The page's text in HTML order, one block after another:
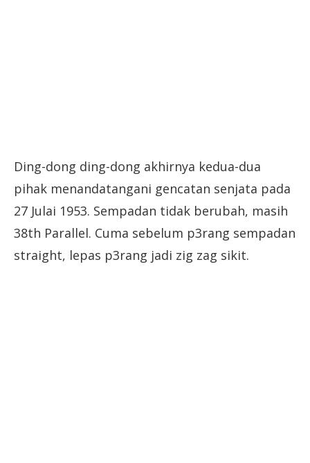
Ding-dong ding-dong akhirnya kedua-dua
pihak menandatangani gencatan senjata pada
27 Julai 1953. Sempadan tidak berubah, masih
38th Parallel. Cuma sebelum p3rang sempadan
straight, lepas p3rang jadi zig zag sikit.